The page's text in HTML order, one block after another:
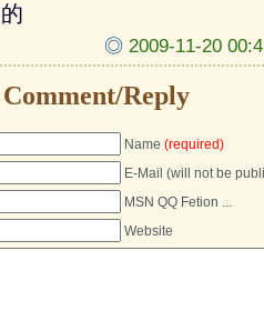
◎ 2009-11-20
Reply
Name (required)
E-Mail (will not be
MSN QQ Fetion ...
Website